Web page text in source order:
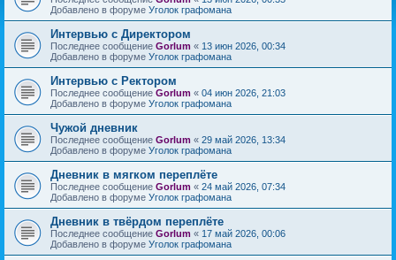
Добавлено в форуме Уголок графомана
Интервью с Директором
Последнее сообщение Gorlum « 13 июн 2026, 00:34
Добавлено в форуме Уголок графомана
Интервью с Ректором
Последнее сообщение Gorlum « 04 июн 2026, 21:03
Добавлено в форуме Уголок графомана
Чужой дневник
Последнее сообщение Gorlum « 29 май 2026, 13:34
Добавлено в форуме Уголок графомана
Дневник в мягком переплёте
Последнее сообщение Gorlum « 24 май 2026, 07:34
Добавлено в форуме Уголок графомана
Дневник в твёрдом переплёте
Последнее сообщение Gorlum « 17 май 2026, 00:06
Добавлено в форуме Уголок графомана